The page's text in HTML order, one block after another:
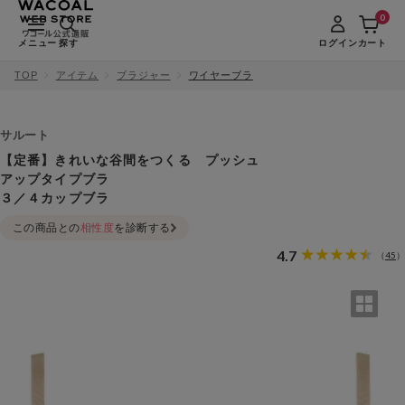
メニュー 探す ログインカート
0
TOP アイテム ブラジャー ワイヤーブラ
サルート
【定番】きれいな谷間をつくる プッシュ
アップタイプブラ
３／４カップブラ
4.7 （45 ）
この商品との相性度を診断する